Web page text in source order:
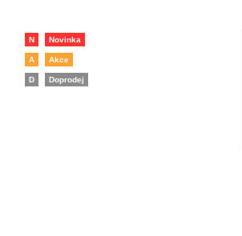
N Novinka
A Akce
D Doprodej